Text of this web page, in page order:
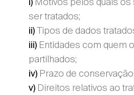
ser tratados;
ii)Tipos de dados
iii)Entidades com quem
partilhados;
iv)Prazo de
v)Direitos relativos ao